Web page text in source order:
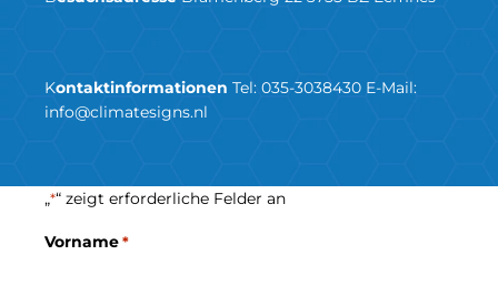
Kontaktinformationen Tel: 035-3038430 E-Mail:
info@climatesigns.nl
„*“ zeigt erforderliche Felder an
Vorname *